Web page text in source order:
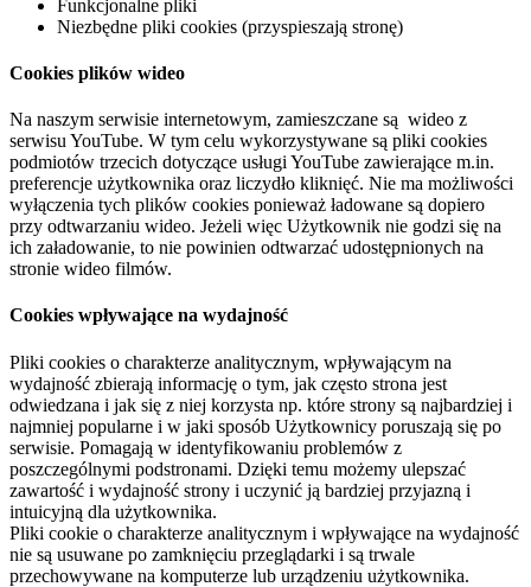
Funkcjonalne pliki
Niezbędne pliki cookies (przyspieszają stronę)
Cookies plików wideo
Na naszym serwisie internetowym, zamieszczane są wideo z
serwisu YouTube. W tym celu wykorzystywane są pliki cookies
podmiotów trzecich dotyczące usługi YouTube zawierające m.in.
preferencje użytkownika oraz liczydło kliknięć. Nie ma możliwości
wyłączenia tych plików cookies ponieważ ładowane są dopiero
przy odtwarzaniu wideo. Jeżeli więc Użytkownik nie godzi się na
ich załadowanie, to nie powinien odtwarzać udostępnionych na
stronie wideo filmów.
Cookies wpływające na wydajność
Pliki cookies o charakterze analitycznym, wpływającym na
wydajność zbierają informację o tym, jak często strona jest
odwiedzana i jak się z niej korzysta np. które strony są najbardziej i
najmniej popularne i w jaki sposób Użytkownicy poruszają się po
serwisie. Pomagają w identyfikowaniu problemów z
poszczególnymi podstronami. Dzięki temu możemy ulepszać
zawartość i wydajność strony i uczynić ją bardziej przyjazną i
intuicyjną dla użytkownika.
Pliki cookie o charakterze analitycznym i wpływające na wydajność
nie są usuwane po zamknięciu przeglądarki i są trwale
przechowywane na komputerze lub urządzeniu użytkownika.